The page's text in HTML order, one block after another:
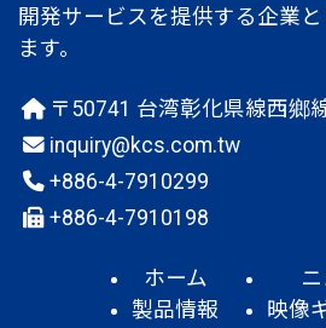
開発サービスを提供する企業
ます。
〒50741 台湾彰化県線西鄉
inquiry@kcs.com.tw
+886-4-7910299
+886-4-7910198
ホーム
製品情報
映像